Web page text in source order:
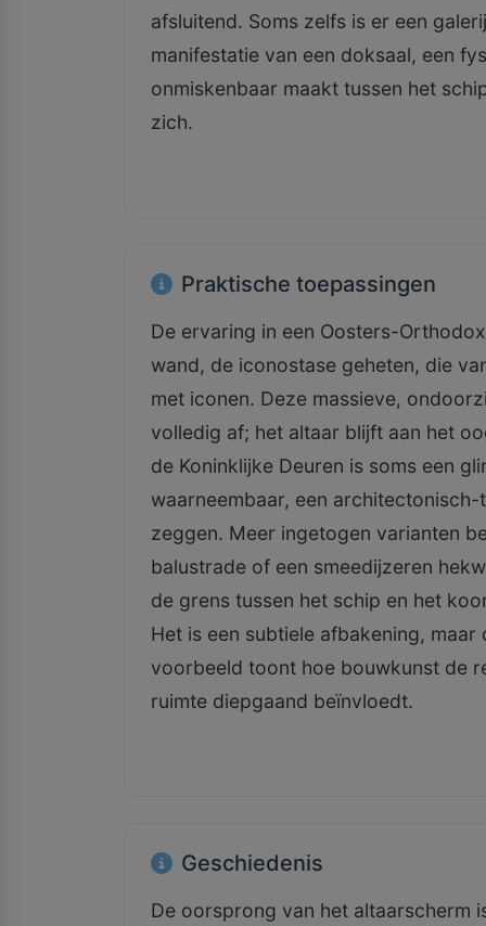
afsluitend. Soms zelfs is er een
manifestatie van een doksaal, een
onmiskenbaar maakt tussen het
zich.
Praktische toepassingen
De ervaring in een Oosters-
wand, de iconostase geheten, die
met iconen. Deze massieve,
volledig af; het altaar blijft aan het
de Koninklijke Deuren is soms een
waarneembaar, een
zeggen. Meer ingetogen varianten
balustrade of een smeedijzeren
de grens tussen het schip en het
Het is een subtiele afbakening,
voorbeeld toont hoe bouwkunst de
ruimte diepgaand beïnvloedt.
Geschiedenis
De oorsprong van het altaarscherm